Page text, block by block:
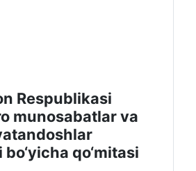
Respublikasi
munosabatlar va
qo‘mitasi